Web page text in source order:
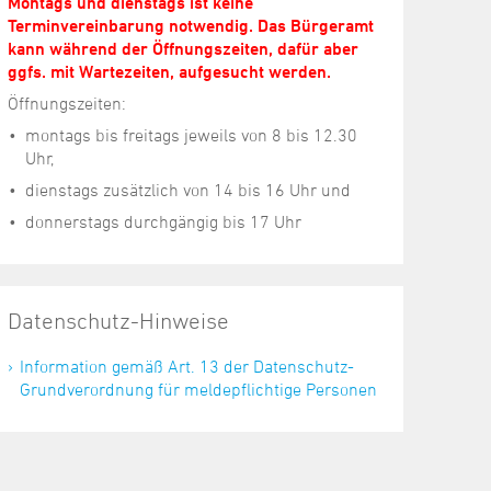
Terminvereinbarung notwendig. Das Bürgeramt
kann während der Öffnungszeiten, dafür aber
ggfs. mit Wartezeiten, aufgesucht werden.
Öffnungszeiten:
montags bis freitags jeweils von 8 bis 12.30
Uhr,
dienstags zusätzlich von 14 bis 16 Uhr und
donnerstags durchgängig bis 17 Uhr
Datenschutz-Hinweise
Information gemäß Art. 13 der Datenschutz-
Grundverordnung für meldepflichtige Personen